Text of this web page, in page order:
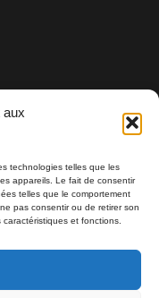
aux
technologies telles que les
appareils. Le fait de consentir
telles que le comportement
pas consentir ou de retirer son
et fonctions.
NICE